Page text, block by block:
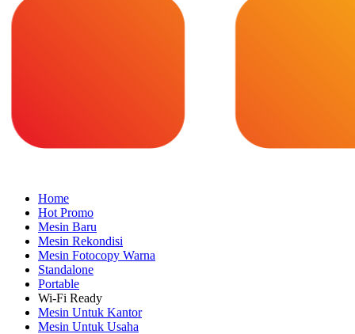
Home
Hot Promo
Mesin Baru
Mesin Rekondisi
Mesin Fotocopy Warna
Standalone
Portable
Wi-Fi Ready
Mesin Untuk Kantor
Mesin Untuk Usaha